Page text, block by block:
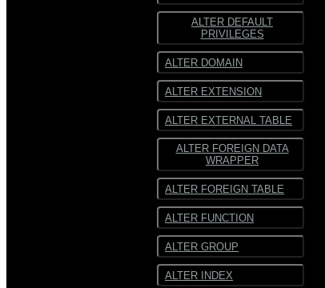
ORC
SequenceFile
Многострочный
Текст
фиксированной
ширины
ORC
SequenceFile
Многострочный
текст
Текст
фиксированной
ширины
ALTER DEFAULT
PRIVILEGES
ALTER DOMAIN
ALTER EXTENSION
ALTER EXTERNAL TABLE
ALTER FOREIGN DATA
WRAPPER
ALTER FOREIGN TABLE
ALTER FUNCTION
ALTER GROUP
ALTER INDEX